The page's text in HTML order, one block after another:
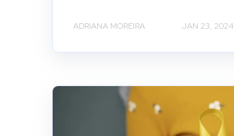
ADRIANA MOREIRA JAN 23, 2024